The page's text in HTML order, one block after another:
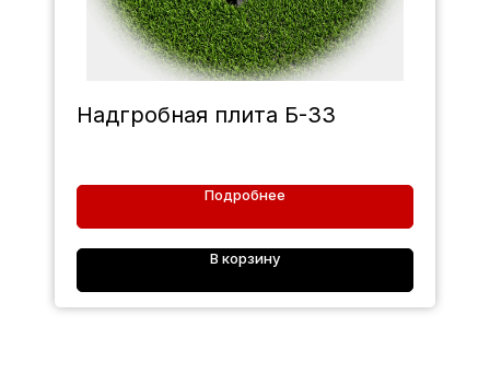
Надгробная плита Б-33
Подробнее
В корзину